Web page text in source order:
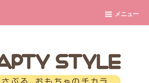
メニュー